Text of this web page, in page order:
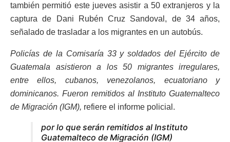
también permitió este jueves asistir a 50 extranjeros y la
captura de Dani Rubén Cruz Sandoval, de 34 años,
señalado de trasladar a los migrantes en un autobús.
Policías de la Comisaría 33 y soldados del Ejército de
Guatemala asistieron a los 50 migrantes irregulares,
entre ellos, cubanos, venezolanos, ecuatoriano y
dominicanos. Fueron remitidos al Instituto Guatemalteco
de Migración (IGM), refiere el informe policial.
por lo que serán remitidos al Instituto
Guatemalteco de Migración (IGM)